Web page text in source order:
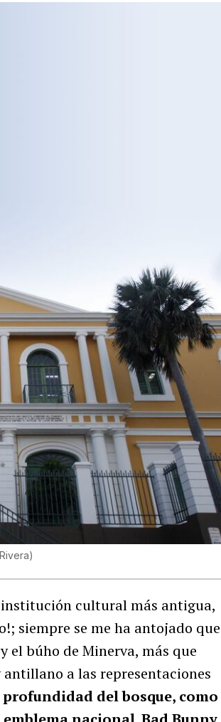
)
cultural más antigua,
siempre se me ha antojado que
el búho de Minerva, más que
a las representaciones
del bosque, como